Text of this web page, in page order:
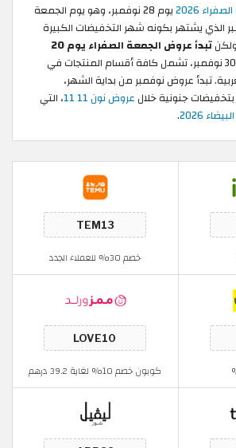
يوم 28 نوفمبر، وهو يوم الجمعة
شهر التخفيضات الكبيرة
تبدأ عروض الجمعة الصفراء يوم 20
تشمل كافة أقسام المنتجات في
من بداية الشهر،
خلالعروض نون 11 11
، التي